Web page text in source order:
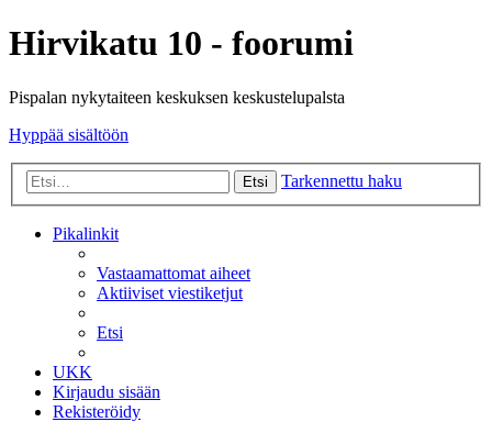
Hirvikatu 10 - foorumi
Pispalan nykytaiteen keskuksen keskustelupalsta
Hyppää sisältöön
Etsi Tarkennettu haku
Pikalinkit
Vastaamattomat aiheet
Aktiiviset viestiketjut
Etsi
UKK
Kirjaudu sisään
Rekisteröidy